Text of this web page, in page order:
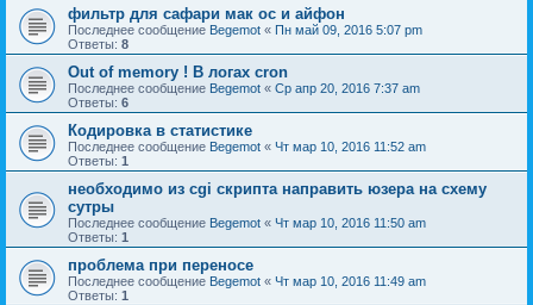
фильтр для сафари мак ос и айфон
Последнее сообщение Begemot « Пн май 09, 2016 5:07 pm
Ответы: 8
Out of memory ! В логах cron
Последнее сообщение Begemot « Ср апр 20, 2016 7:37 am
Ответы: 6
Кодировка в статистике
Последнее сообщение Begemot « Чт мар 10, 2016 11:52 am
Ответы: 1
необходимо из cgi скрипта направить юзера на схему
сутры
Последнее сообщение Begemot « Чт мар 10, 2016 11:50 am
Ответы: 1
проблема при переносе
Последнее сообщение Begemot « Чт мар 10, 2016 11:49 am
Ответы: 1